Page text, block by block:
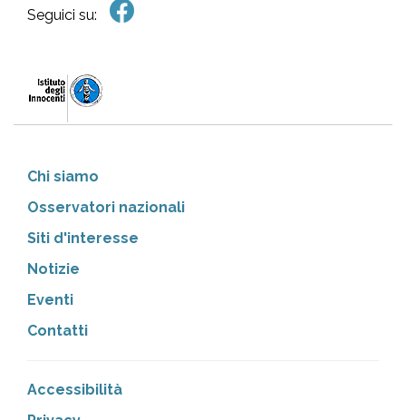
Seguici su:
Chi siamo
Osservatori nazionali
Siti d'interesse
Notizie
Eventi
Contatti
Accessibilità